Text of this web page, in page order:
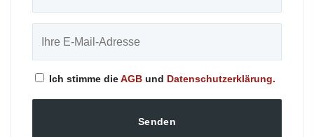
Ich stimme dieAGB und Datenschutzerklärung.